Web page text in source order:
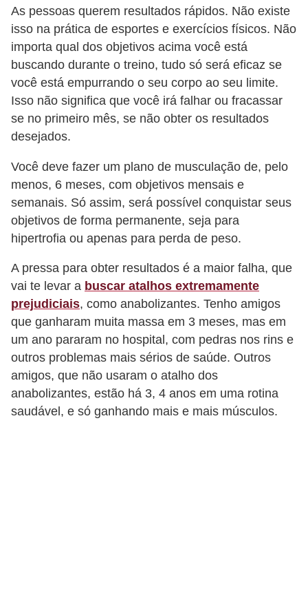
As pessoas querem resultados rápidos. Não existe
isso na prática de esportes e exercícios físicos. Não
importa qual dos objetivos acima você está
buscando durante o treino, tudo só será eficaz se
você está empurrando o seu corpo ao seu limite.
Isso não significa que você irá falhar ou fracassar
se no primeiro mês, se não obter os resultados
desejados.
Você deve fazer um plano de musculação de, pelo
menos, 6 meses, com objetivos mensais e
semanais. Só assim, será possível conquistar seus
objetivos de forma permanente, seja para
hipertrofia ou apenas para perda de peso.
A pressa para obter resultados é a maior falha, que
vai te levar a buscar atalhos extremamente
prejudiciais, como anabolizantes. Tenho amigos
que ganharam muita massa em 3 meses, mas em
um ano pararam no hospital, com pedras nos rins e
outros problemas mais sérios de saúde. Outros
amigos, que não usaram o atalho dos
anabolizantes, estão há 3, 4 anos em uma rotina
saudável, e só ganhando mais e mais músculos.